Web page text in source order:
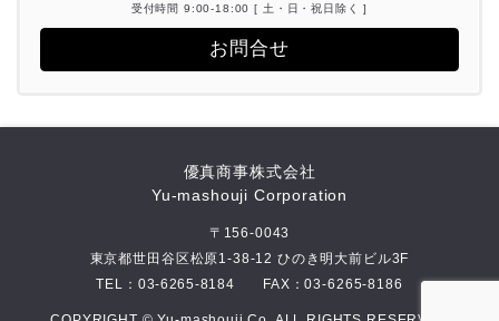
受付時間 9:00-18:00 [ 土・日・祝日除く ]
お問合せ
優真商事株式会社
Yu-mashouji Corporation
〒156-0043
東京都世田谷区松原1-38-12 ひのき明大前ビル3F
TEL： 03-6265-8184 FAX：03-6265-8186